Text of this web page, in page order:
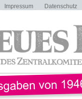
Impressum Datenschutz